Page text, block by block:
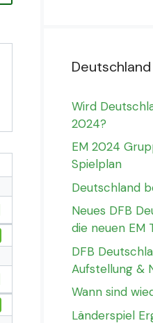
Wird
2024?
EM 2024
Spielplan
Deutschland
Neues DFB
die neuen EM
DFB
Aufstellung &
Wann sind
Länderspiel